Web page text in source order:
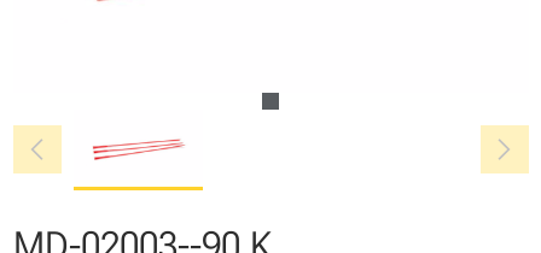
chevron_left chevron_right